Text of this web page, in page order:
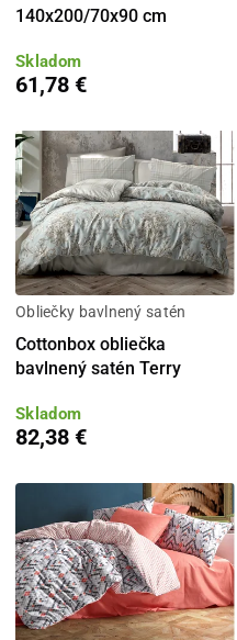
140x200/70x90 cm
Skladom
61,78 €
Obliečky bavlnený satén
Cottonbox obliečka
bavlnený satén Terry
Skladom
82,38 €